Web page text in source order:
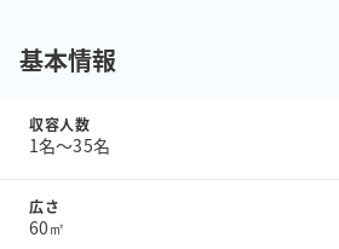
基本情報
収容人数
1名〜35名
広さ
60㎡